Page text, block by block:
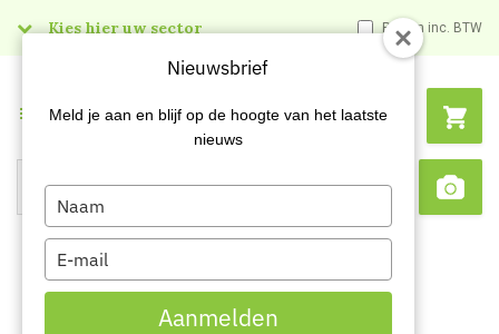
Kies hier uw sector Prijzen inc. BTW
Search
Menu
Nieuwsbrief
Meld je aan en blijf op de hoogte van het laatste
nieuws
Type
your
name
Type
your
email
Aanmelden